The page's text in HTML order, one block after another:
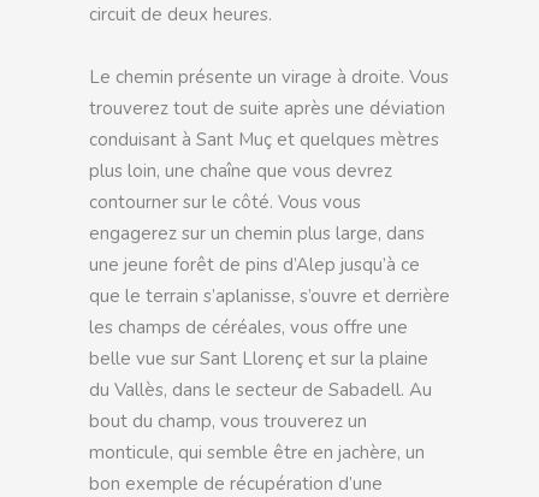
circuit de deux heures.
Le chemin présente un virage à droite. Vous
trouverez tout de suite après une déviation
conduisant à Sant Muç et quelques mètres
plus loin, une chaîne que vous devrez
contourner sur le côté. Vous vous
engagerez sur un chemin plus large, dans
une jeune forêt de pins d’Alep jusqu’à ce
que le terrain s’aplanisse, s’ouvre et derrière
les champs de céréales, vous offre une
belle vue sur Sant Llorenç et sur la plaine
du Vallès, dans le secteur de Sabadell. Au
bout du champ, vous trouverez un
monticule, qui semble être en jachère, un
bon exemple de récupération d’une